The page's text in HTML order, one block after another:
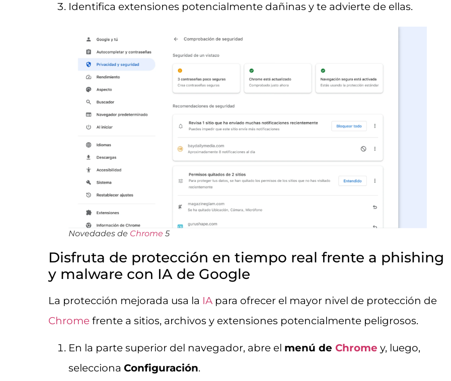
Identifica extensiones potencialmente dañinas y te advierte de ellas.
Novedades de Chrome 5
Disfruta de protección en tiempo real frente a phishing
y malware con IA de Google
La protección mejorada usa la IA para ofrecer el mayor nivel de protección de
Chrome frente a sitios, archivos y extensiones potencialmente peligrosos.
En la parte superior del navegador, abre el menú de Chrome y, luego,
selecciona Configuración.